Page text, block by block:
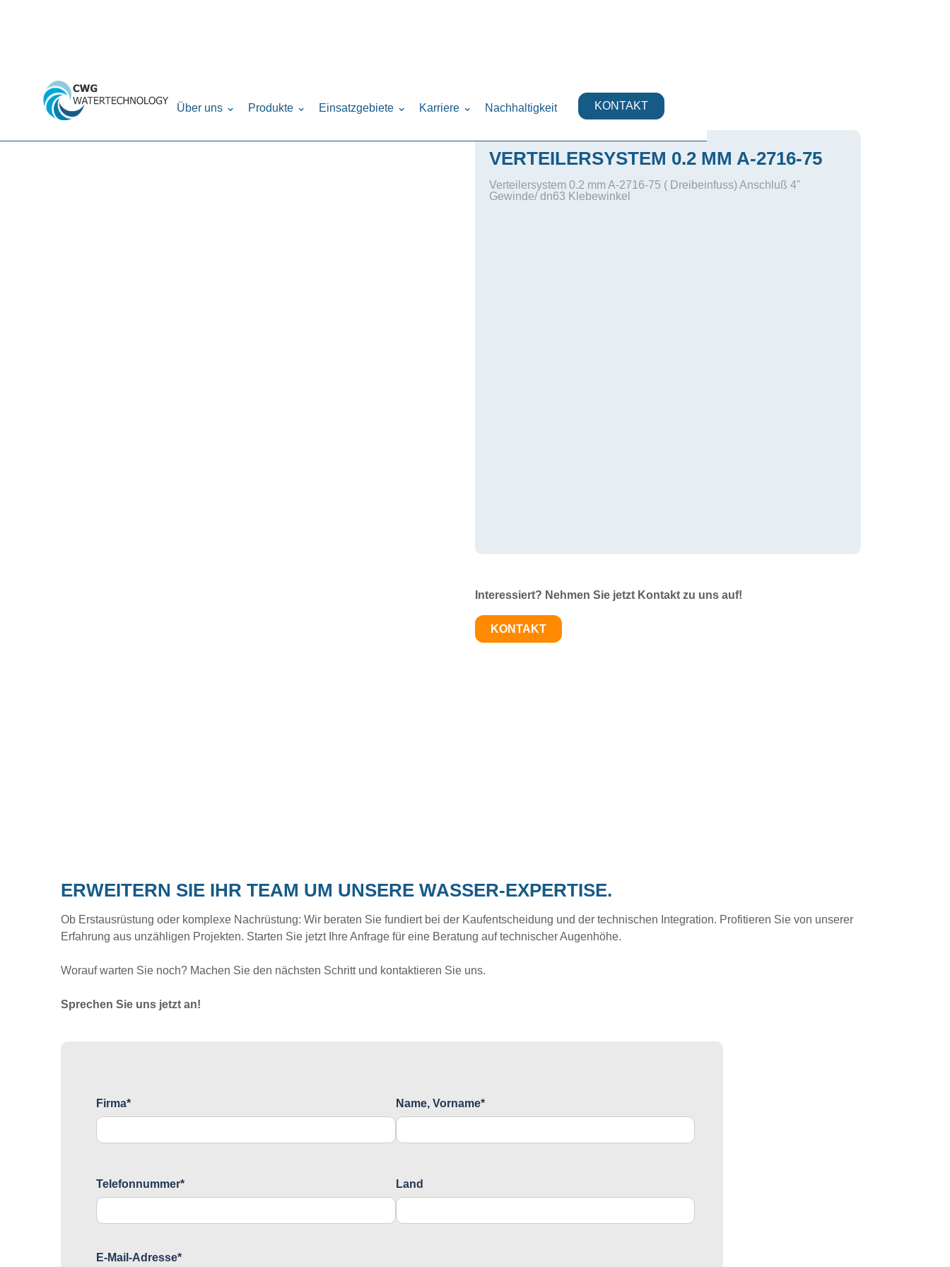
Über uns Produkte Einsatzgebiete Karriere Nachhaltigkeit KONTAKT
Home
VERTEILERSYSTEM 0.2 MM A-2716-75
Verteilersystem 0.2 mm A-2716-75 ( Dreibeinfuss) Anschluß 4"
Gewinde/ dn63 Klebewinkel
Interessiert? Nehmen Sie jetzt Kontakt zu uns auf!
KONTAKT
ERWEITERN SIE IHR TEAM UM UNSERE WASSER-EXPERTISE.
Ob Erstausrüstung oder komplexe Nachrüstung: Wir beraten Sie fundiert bei der Kaufentscheidung und der technischen Integration. Profitieren Sie von unserer
Erfahrung aus unzähligen Projekten. Starten Sie jetzt Ihre Anfrage für eine Beratung auf technischer Augenhöhe.
Worauf warten Sie noch? Machen Sie den nächsten Schritt und kontaktieren Sie uns.
Sprechen Sie uns jetzt an!
Firma* Name, Vorname*
Telefonnummer* Land
E-Mail-Adresse*